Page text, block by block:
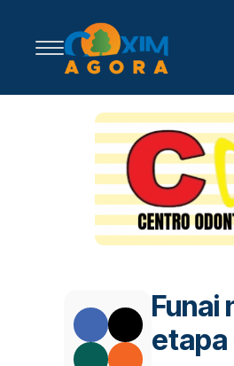
Funai
etapa